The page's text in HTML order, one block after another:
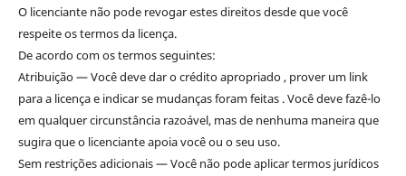
O licenciante não pode revogar estes direitos desde que você
respeite os termos da licença.
De acordo com os termos seguintes:
Atribuição — Você deve dar o crédito apropriado , prover um link
para a licença e indicar se mudanças foram feitas . Você deve fazê-lo
em qualquer circunstância razoável, mas de nenhuma maneira que
sugira que o licenciante apoia você ou o seu uso.
Sem restrições adicionais — Você não pode aplicar termos jurídicos